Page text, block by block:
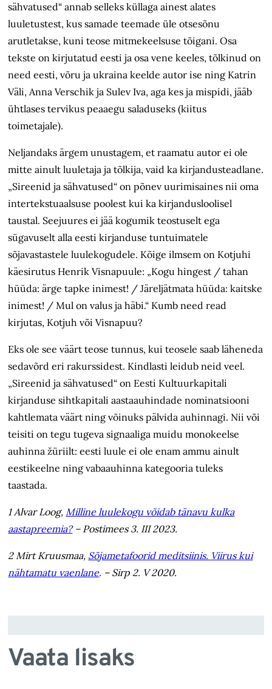
sähvatused“ annab selleks küllaga ainest alates
luuletustest, kus samade teemade üle otsesõnu
arutletakse, kuni teose mitmekeelsuse tõigani. Osa
tekste on kirjutatud eesti ja osa vene keeles, tõlkinud on
need eesti, võru ja ukraina keelde autor ise ning Katrin
Väli, Anna Verschik ja Sulev Iva, aga kes ja mispidi, jääb
ühtlases tervikus peaaegu saladuseks (kiitus
toimetajale).
Neljandaks ärgem unustagem, et raamatu autor ei ole
mitte ainult luuletaja ja tõlkija, vaid ka kirjandusteadlane.
„Sireenid ja sähvatused“ on põnev uurimisaines nii oma
intertekstuaalsuse poolest kui ka kirjandusloolisel
taustal. Seejuures ei jää kogumik teostuselt ega
sügavuselt alla eesti kirjanduse tuntuimatele
sõjavastastele luulekogudele. Kõige ilmsem on Kotjuhi
käesirutus Henrik Visnapuule: „Kogu hingest / tahan
hüüda: ärge tapke inimest! / Järeljätmata hüüda: kaitske
inimest! / Mul on valus ja häbi.“ Kumb need read
kirjutas, Kotjuh või Visnapuu?
Eks ole see väärt teose tunnus, kui teosele saab läheneda
sedavõrd eri rakurssidest. Kindlasti leidub neid veel.
„Sireenid ja sähvatused“ on Eesti Kultuurkapitali
kirjanduse sihtkapitali aastaauhindade nominatsiooni
kahtlemata väärt ning võinuks pälvida auhinnagi. Nii või
teisiti on tegu tugeva signaaliga muidu monokeelse
auhinna žüriilt: eesti luule ei ole enam ammu ainult
eestikeelne ning vabaauhinna kategooria tuleks
taastada.
1 Alvar Loog, Milline luulekogu võidab tänavu kulka
aastapreemia?– Postimees 3. III 2023.
2 Mirt Kruusmaa, Sõjametafoorid meditsiinis. Viirus kui
nähtamatu vaenlane. – Sirp 2. V 2020.
Vaata lisaks